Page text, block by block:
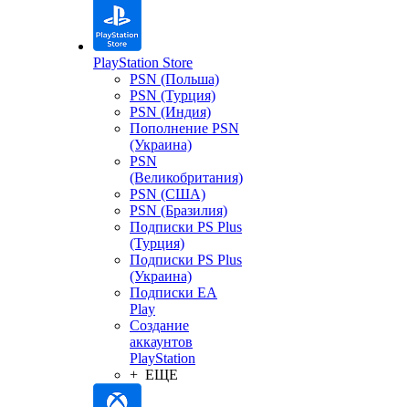
PlayStation Store
PSN (Польша)
PSN (Турция)
PSN (Индия)
Пополнение PSN
(Украина)
PSN
(Великобритания)
PSN (США)
PSN (Бразилия)
Подписки PS Plus
(Турция)
Подписки PS Plus
(Украина)
Подписки EA
Play
Создание
аккаунтов
PlayStation
+ ЕЩЕ